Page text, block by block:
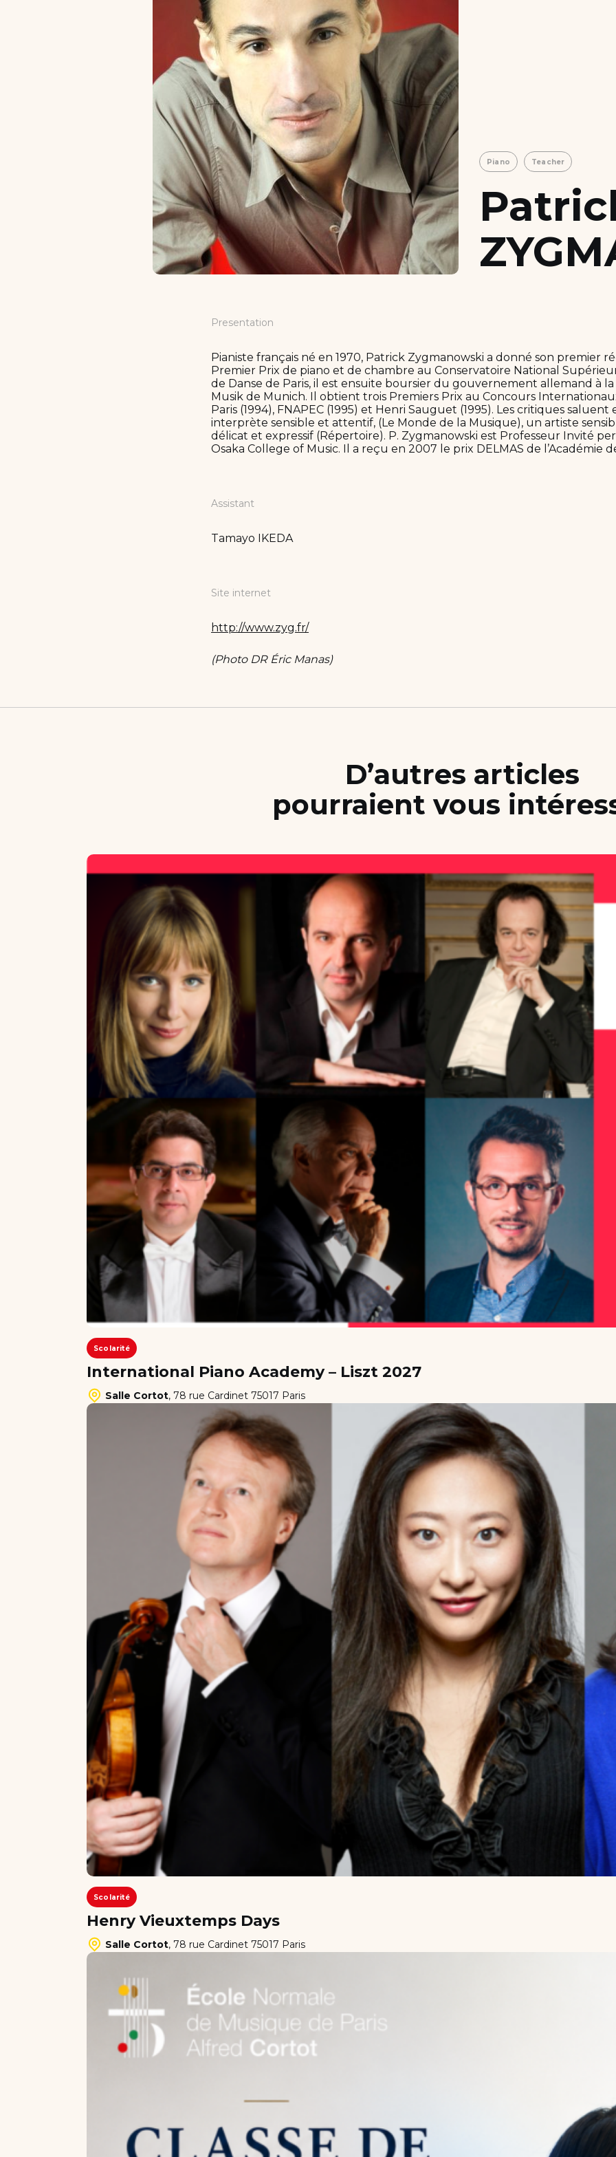
Scholarships and Financing
Piano Teacher
Presentation
Pianiste français né en 1970, Patrick Zygmanowski a donné son premier
Premier Prix de piano et de chambre au Conservatoire National
de Danse de Paris, il est ensuite boursier du gouvernement allemand à
Musik de Munich. Il obtient trois Premiers Prix au Concours
Paris (1994), FNAPEC (1995) et Henri Sauguet (1995). Les critiques
interprète sensible et attentif, (Le Monde de la Musique), un artiste
délicat et expressif (Répertoire). P. Zygmanowski est Professeur Invité
Osaka College of Music. Il a reçu en 2007 le prix DELMAS de l’Académie
Assistant
Tamayo IKEDA
Site internet
http://www.zyg.fr/
(Photo DR Éric Manas)
D’autres articles
pourraient vous
Scolarité
International Piano Academy – Liszt 2027
Salle Cortot, 78 rue Cardinet 75017 Paris
Scolarité
Henry Vieuxtemps Days
Salle Cortot, 78 rue Cardinet 75017 Paris